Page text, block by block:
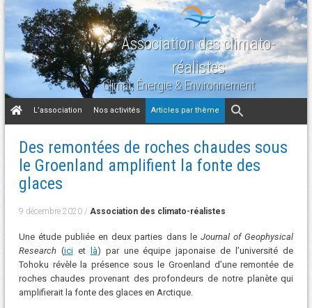
Association des climato-
réalistes
Climat, Énergie & Environnement
Aller
au
L’association Nos activités Articles par thème
Des remontées de roches chaudes sous
le Groenland amplifient la fonte des
glaces
9 décembre 2020/ Association des climato-réalistes
Une étude publiée en deux parties dans le Journal of Geophysical
Research(iciet là) par une équipe japonaise de l’université de
Tohoku révèle la présence sous le Groenland d’une remontée de
roches chaudes provenant des profondeurs de notre planète qui
amplifierait la fonte des glaces en Arctique.